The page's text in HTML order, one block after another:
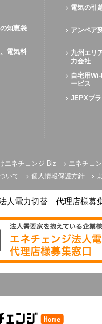
知恵袋
電気料
電気の引
アンペア
九州エリ
力会社
自宅用
ービス
JEPXプ
エネチェンジ Biz
エネチェ
いて
個人情報保護方針
人電力切替 代理店様募